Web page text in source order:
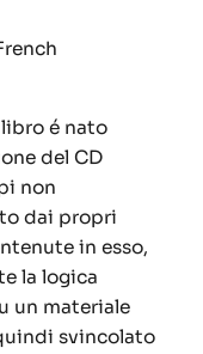
é nato
del CD
non
dai propri
in esso,
la logica
un materiale
svincolato